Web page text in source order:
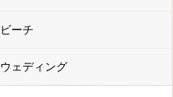
ビーチ
ウェディング